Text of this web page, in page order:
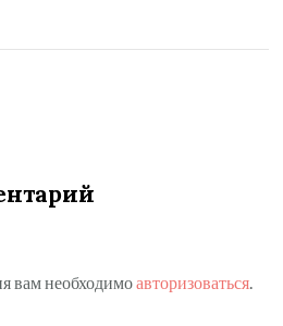
вам необходимоавторизоваться.